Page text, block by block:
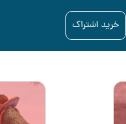
خرید اشتراک